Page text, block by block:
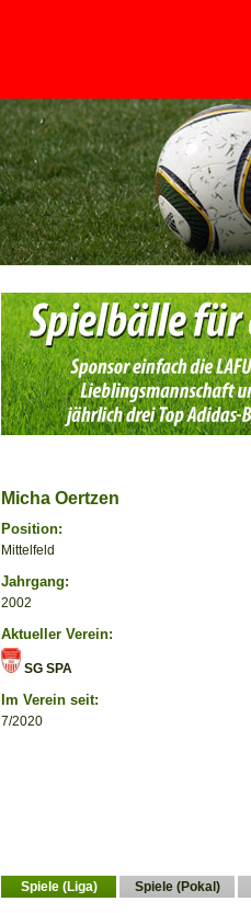
Micha Oertzen
Position:
Mittelfeld
Jahrgang:
2002
Aktueller Verein:
SG SPA
Im Verein seit:
7/2020
Spiele (Liga) Spiele (Pokal)